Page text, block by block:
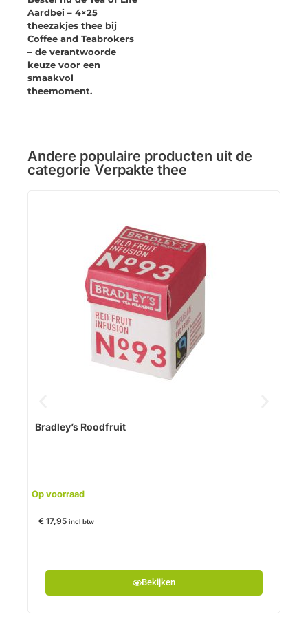
Aardbei – 4×25
theezakjes thee bij
Coffee and Teabrokers
– de verantwoorde
keuze voor een
smaakvol
theemoment.
Andere populaire producten uit de
categorie Verpakte thee
Bradley’s Roodfruit
Op voorraad
€ 17,95 incl btw
Bekijken